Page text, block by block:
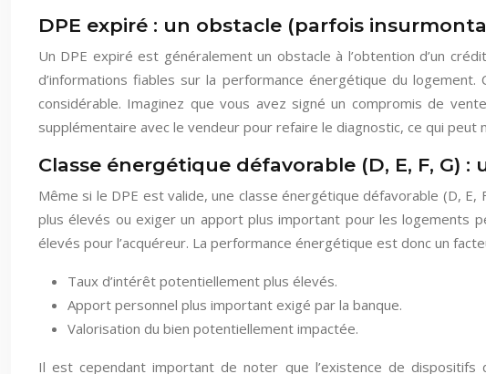
DPE expiré : un obstacle (parfois
Un DPE expiré est généralement un obstacle à l’obtention d’un
d’informations fiables sur la performance énergétique du
considérable. Imaginez que vous avez signé un compromis de
supplémentaire avec le vendeur pour refaire le diagnostic, ce qui peut
Classe énergétique défavorable (D, E, F, G)
Même si le DPE est valide, une classe énergétique défavorable (D,
plus élevés ou exiger un apport plus important pour les logements
élevés pour l’acquéreur. La performance énergétique est donc un
Taux d’intérêt potentiellement plus élevés.
Apport personnel plus important exigé par la banque.
Valorisation du bien potentiellement impactée.
Il est cependant important de noter que l’existence de dispositifs